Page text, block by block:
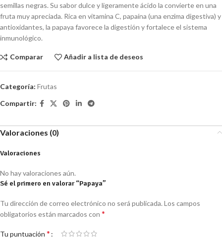
semillas negras. Su sabor dulce y ligeramente ácido la convierte en una
fruta muy apreciada. Rica en vitamina C, papaína (una enzima digestiva) y
antioxidantes, la papaya favorece la digestión y fortalece el sistema
inmunológico.
Comparar Añadir a lista de deseos
Categoría: Frutas
Compartir:
Valoraciones (0)
Valoraciones
No hay valoraciones aún.
Sé el primero en valorar “Papaya”
Tu dirección de correo electrónico no será publicada. Los campos
obligatorios están marcados con *
Tu puntuación *